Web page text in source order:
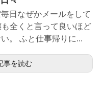
日なぜかメールをして
全くと言って良いほど
。 ふと仕事帰りに...
事を読む